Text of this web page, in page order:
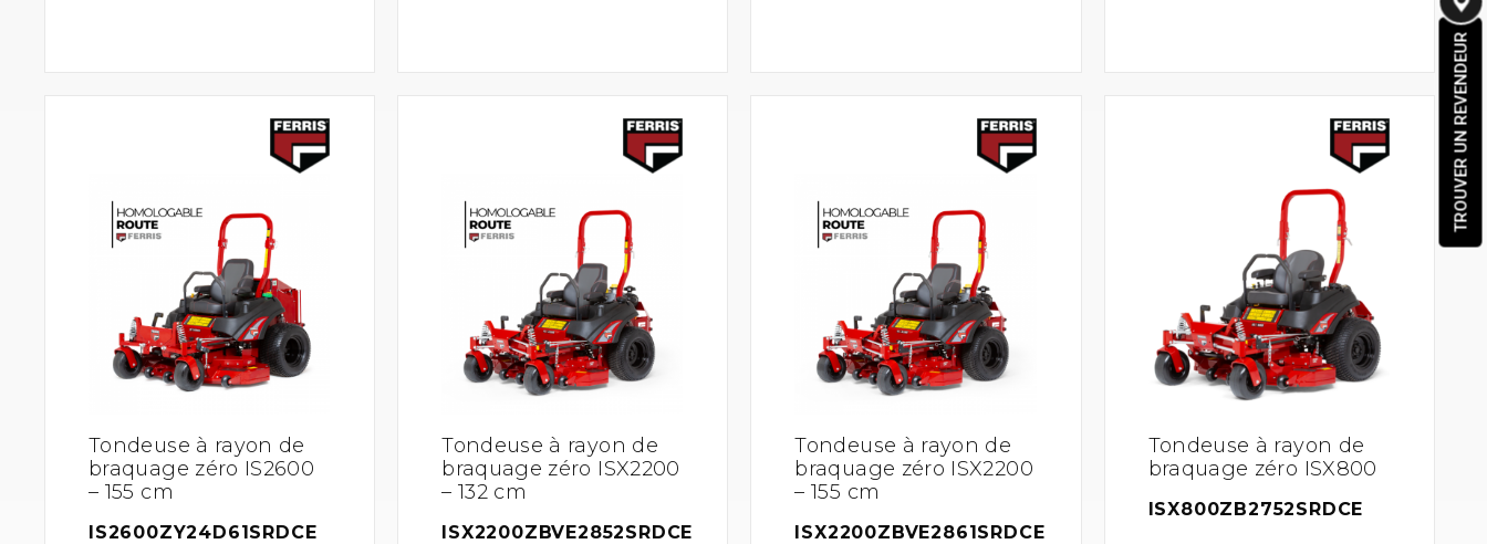
TROUVER UN REVENDEUR
Tondeuse à rayon de
braquage zéro IS2600
– 155 cm
IS2600ZY24D61SRDCE
Tondeuse à rayon de
braquage zéro ISX2200
– 132 cm
ISX2200ZBVE2852SRDCE
Tondeuse à rayon de
braquage zéro ISX2200
– 155 cm
ISX2200ZBVE2861SRDCE
Tondeuse à rayon de
braquage zéro ISX800
ISX800ZB2752SRDCE